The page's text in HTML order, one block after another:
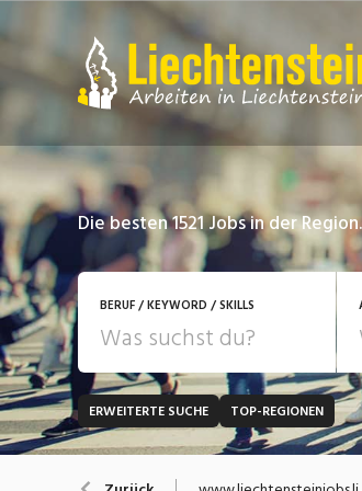
Die besten 1521 Jobs in der Region.
BERUF / KEYWORD / SKILLS
JOB-TYP
Festanstellung
Bank, Versicherung
ERWEITERTE SUCHE TOP-REGIONEN